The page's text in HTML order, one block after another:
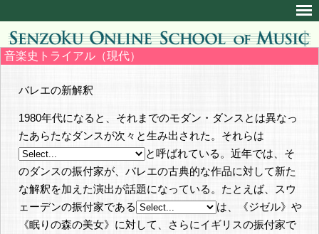
音楽史トライアル（現代）
バレエの新解釈
1980年代になると、それまでのモダン・ダンスとは異なっ
たあらたなダンスが次々と生み出された。それらは
と呼ばれている。近年では、そ
のダンスの振付家が、バレエの古典的な作品に対して新た
な解釈を加えた演出が話題になっている。たとえば、スウ
ェーデンの振付家である
は、《ジゼル》や
《眠りの森の美女》に対して、さらにイギリスの振付家で